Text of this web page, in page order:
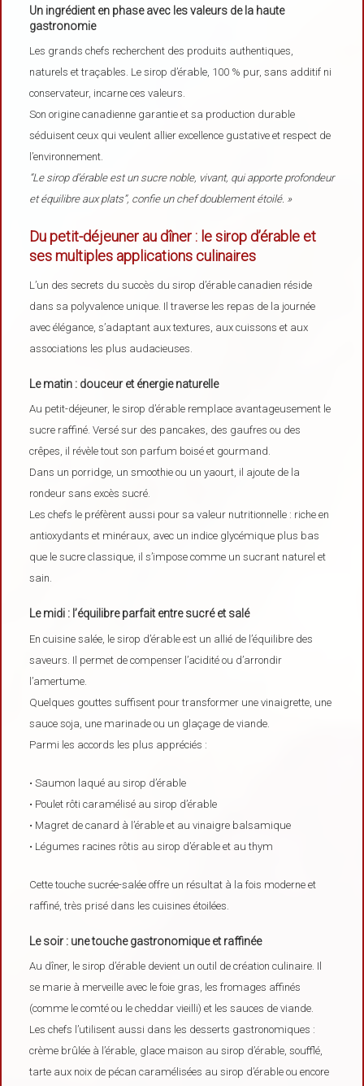
Un ingrédient en phase avec les valeurs de la haute
gastronomie
Les grands chefs recherchent des produits authentiques,
naturels et traçables. Le sirop d’érable, 100 % pur, sans additif ni
conservateur, incarne ces valeurs.
Son origine canadienne garantie et sa production durable
séduisent ceux qui veulent allier excellence gustative et respect de
l’environnement.
“Le sirop d’érable est un sucre noble, vivant, qui apporte profondeur
et équilibre aux plats”, confie un chef doublement étoilé. »
Du petit-déjeuner au dîner : le sirop d’érable et
ses multiples applications culinaires
L’un des secrets du succès du sirop d’érable canadien réside
dans sa polyvalence unique. Il traverse les repas de la journée
avec élégance, s’adaptant aux textures, aux cuissons et aux
associations les plus audacieuses.
Le matin : douceur et énergie naturelle
Au petit-déjeuner, le sirop d’érable remplace avantageusement le
sucre raffiné. Versé sur des pancakes, des gaufres ou des
crêpes, il révèle tout son parfum boisé et gourmand.
Dans un porridge, un smoothie ou un yaourt, il ajoute de la
rondeur sans excès sucré.
Les chefs le préfèrent aussi pour sa valeur nutritionnelle : riche en
antioxydants et minéraux, avec un indice glycémique plus bas
que le sucre classique, il s’impose comme un sucrant naturel et
sain.
Le midi : l’équilibre parfait entre sucré et salé
En cuisine salée, le sirop d’érable est un allié de l’équilibre des
saveurs. Il permet de compenser l’acidité ou d’arrondir
l’amertume.
Quelques gouttes suffisent pour transformer une vinaigrette, une
sauce soja, une marinade ou un glaçage de viande.
Parmi les accords les plus appréciés :
• Saumon laqué au sirop d’érable
• Poulet rôti caramélisé au sirop d’érable
• Magret de canard à l’érable et au vinaigre balsamique
• Légumes racines rôtis au sirop d’érable et au thym
Cette touche sucrée-salée offre un résultat à la fois moderne et
raffiné, très prisé dans les cuisines étoilées.
Le soir : une touche gastronomique et raffinée
Au dîner, le sirop d’érable devient un outil de création culinaire. Il
se marie à merveille avec le foie gras, les fromages affinés
(comme le comté ou le cheddar vieilli) et les sauces de viande.
Les chefs l’utilisent aussi dans les desserts gastronomiques :
crème brûlée à l’érable, glace maison au sirop d’érable, soufflé,
tarte aux noix de pécan caramélisées au sirop d’érable ou encore